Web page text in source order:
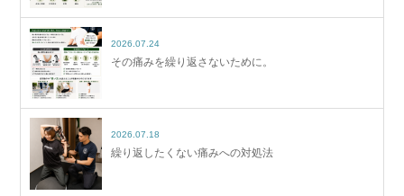
2026.07.24
その痛みを繰り返さないために。
2026.07.18
繰り返したくない痛みへの対処法